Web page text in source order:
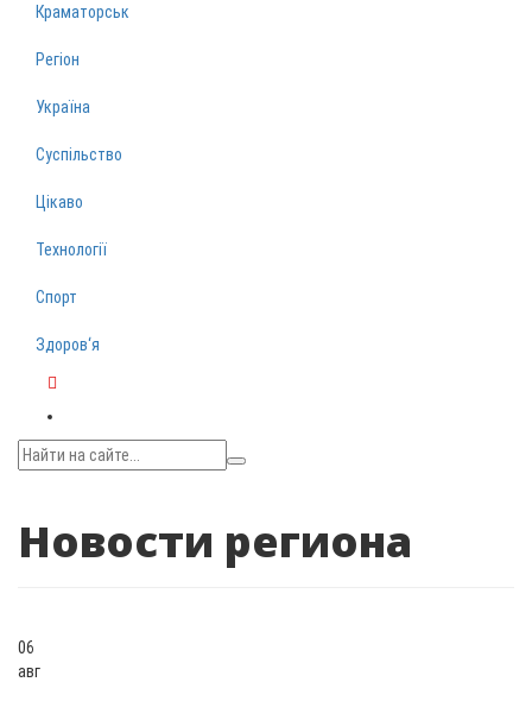
Краматорськ
Регіон
Україна
Суспільство
Цікаво
Технології
Спорт
Здоров‘я
Новости региона
06
авг